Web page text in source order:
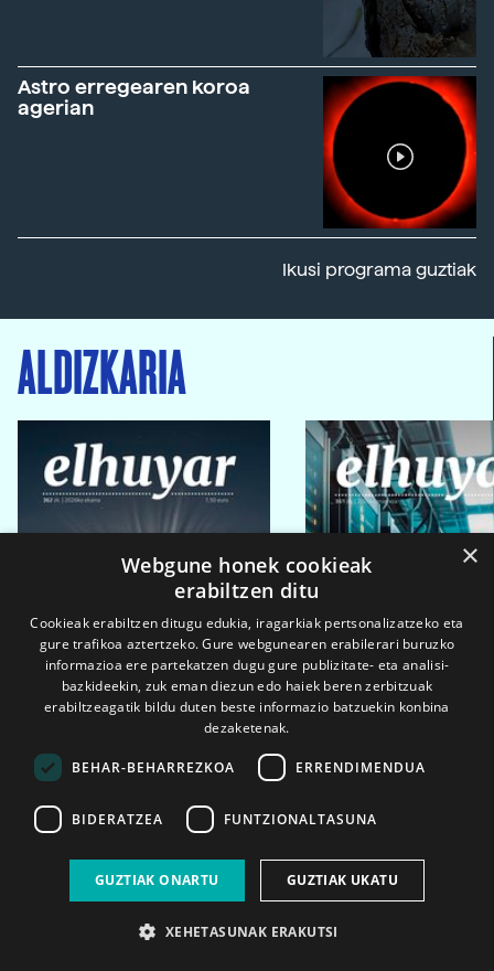
Astro erregearen koroa
agerian
Ikusi programa guztiak
ALDIZKARIA
2026ko eka. 1a 2026ko mar. 1a
×
Webgune honek cookieak
erabiltzen ditu
Cookieak erabiltzen ditugu edukia, iragarkiak pertsonalizatzeko eta
gure trafikoa aztertzeko. Gure webgunearen erabilerari buruzko
informazioa ere partekatzen dugu gure publizitate- eta analisi-
bazkideekin, zuk eman diezun edo haiek beren zerbitzuak
erabiltzeagatik bildu duten beste informazio batzuekin konbina
dezaketenak.
BEHAR-BEHARREZKOA ERRENDIMENDUA
BIDERATZEA FUNTZIONALTASUNA
GUZTIAK ONARTU GUZTIAK UKATU
XEHETASUNAK ERAKUTSI